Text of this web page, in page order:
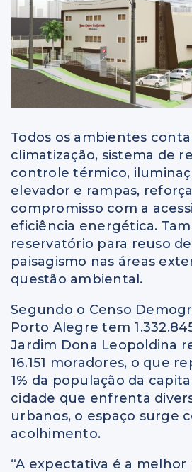
Todos os ambientes
climatização, sistema de
controle térmico,
elevador e rampas,
compromisso com a
eficiência energética.
reservatório para reuso
paisagismo nas áreas
questão ambiental.
Segundo o Censo
Porto Alegre tem
Jardim Dona Leopoldina
16.151 moradores, o que
1% da população da
cidade que enfrenta
urbanos, o espaço surge
acolhimento.
“A expectativa é a melhor